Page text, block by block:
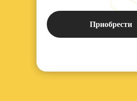
Приобрести